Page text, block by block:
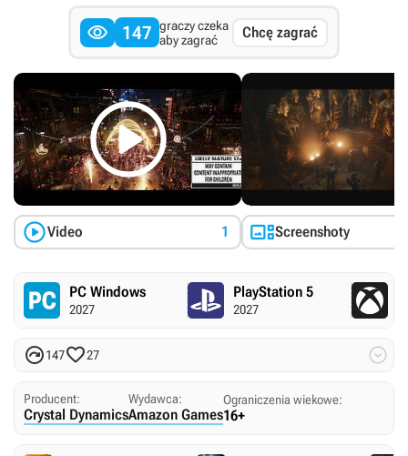
 147 graczy czeka
aby zagrać
Chcę zagrać

Video 1 Screenshoty
PC Windows
2027
PlayStation 5
2027
14727 
Producent:
Crystal Dynamics
Wydawca:
Amazon Games
Ograniczenia wiekowe:
16+